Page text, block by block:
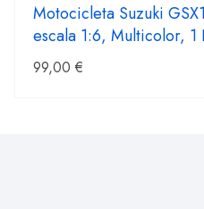
Motocicleta Suzuki
escala 1:6, Multicolor, 1
99,00 €